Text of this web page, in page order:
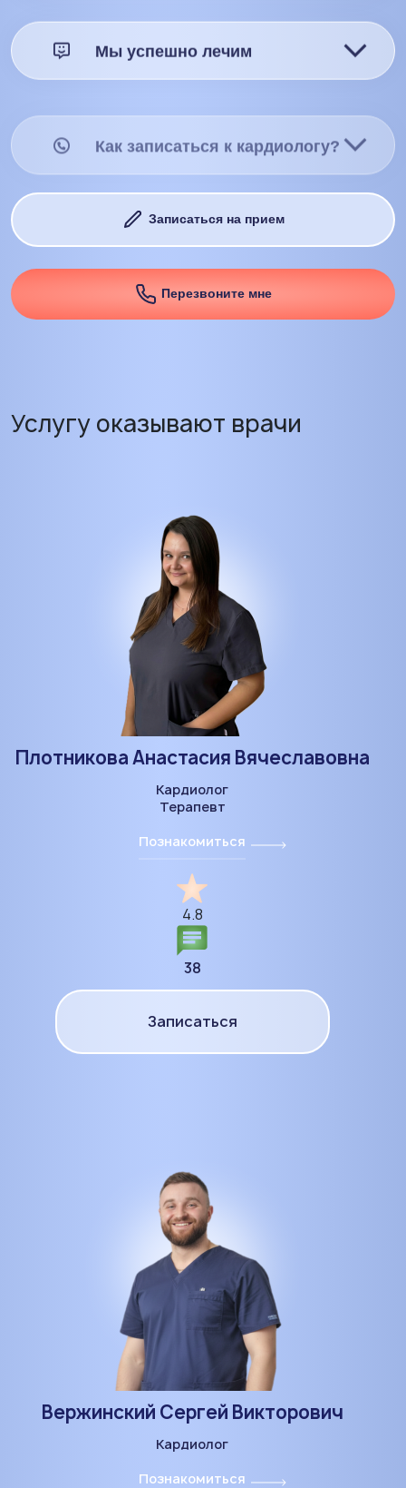
Мы успешно лечим
Записаться на прием
Перезвоните мне
Услугу оказывают врачи
Плотникова Анастасия Вячеславовна
Кардиолог
Терапевт
Познакомиться
4.8
38
Записаться
Вержинский Сергей Викторович
Кардиолог
Познакомиться